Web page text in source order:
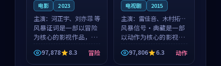
电影 2023
主演： 河正宇、刘亦菲 等
风暴证词是一部以冒险
为核心的影视作品，围
绕危机、反转与人物成
长展开，整体节奏紧
97,878 8.3 冒险
电视剧 2015
主演： 雷佳音、木村拓哉
等
风暴信号·典藏是一部
以动作为核心的影视作
品，围绕危机、反转与
人物成长展开，整体节
97,806 6.3 动作